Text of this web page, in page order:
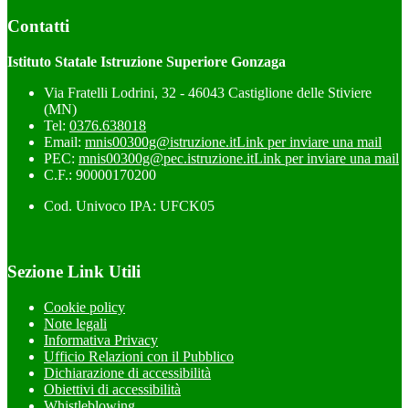
Contatti
Istituto Statale Istruzione Superiore Gonzaga
Via Fratelli Lodrini, 32 - 46043 Castiglione delle Stiviere
(MN)
Tel: 0376.638018
Email: mnis00300g@istruzione.itLink per inviare una mail
PEC: mnis00300g@pec.istruzione.itLink per inviare una mail
C.F.: 90000170200
Cod. Univoco IPA: UFCK05
Sezione Link Utili
Cookie policy
Note legali
Informativa Privacy
Ufficio Relazioni con il Pubblico
Dichiarazione di accessibilità
Obiettivi di accessibilità